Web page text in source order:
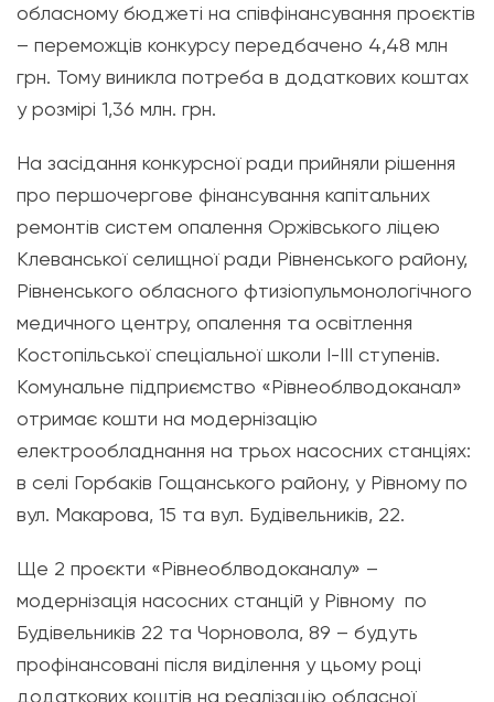
обласному бюджеті на співфінансування проєктів
– переможців конкурсу передбачено 4,48 млн
грн. Тому виникла потреба в додаткових коштах
у розмірі 1,36 млн. грн.
На засідання конкурсної ради прийняли рішення
про першочергове фінансування капітальних
ремонтів систем опалення Оржівського ліцею
Клеванської селищної ради Рівненського району,
Рівненського обласного фтизіопульмонологічного
медичного центру, опалення та освітлення
Костопільської спеціальної школи І-ІІІ ступенів.
Комунальне підприємство «Рівнеоблводоканал»
отримає кошти на модернізацію
електрообладнання на трьох насосних станціях:
в селі Горбаків Гощанського району, у Рівному по
вул. Макарова, 15 та вул. Будівельників, 22.
Ще 2 проєкти «Рівнеоблводоканалу» –
модернізація насосних станцій у Рівному по
Будівельників 22 та Чорновола, 89 – будуть
профінансовані після виділення у цьому році
додаткових коштів на реалізацію обласної